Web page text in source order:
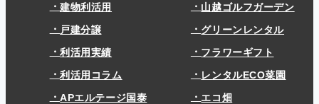
建物利活用
戸建分譲
利活用実績
利活用コラム
APエルテージ国泰
山越ゴルフガーデン
グリーンレンタル
フラワーギフト
レンタルECO菜園
エコ畑